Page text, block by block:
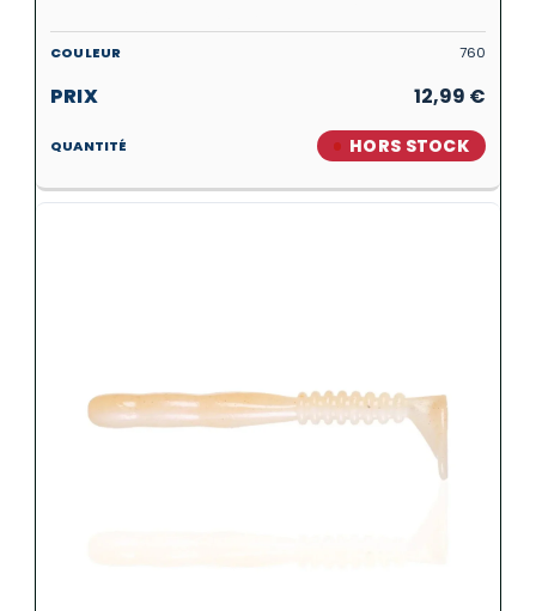
760
12,99 €
HORS STOCK